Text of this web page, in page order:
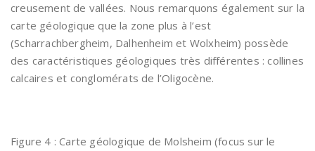
creusement de vallées. Nous remarquons également sur la
carte géologique que la zone plus à l’est
(Scharrachbergheim, Dalhenheim et Wolxheim) possède
des caractéristiques géologiques très différentes : collines
calcaires et conglomérats de l’Oligocène.
Figure 4 : Carte géologique de Molsheim (focus sur le